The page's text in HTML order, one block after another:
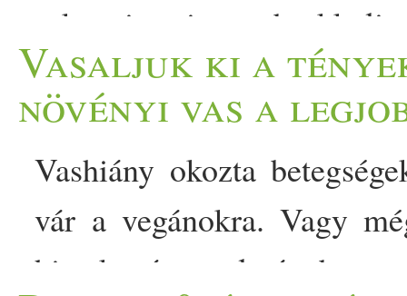
rokonai, mint a
szélesebb körben
slágerzöldségeknél is
említése kapcsán
készült reszelékre
vízitormára.… The
Vasaljuk ki a
növényi vas a
Vashiány okozta
vár a vegánokra. Vagy
hivatkozó